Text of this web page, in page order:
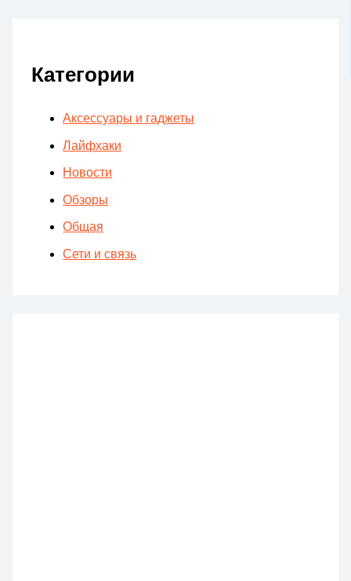
Категории
Аксессуары и гаджеты
Лайфхаки
Новости
Обзоры
Общая
Сети и связь